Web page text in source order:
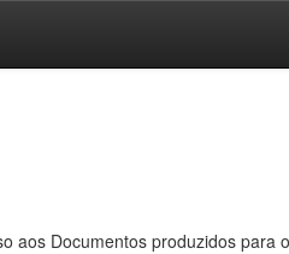
aos Documentos produzidos para